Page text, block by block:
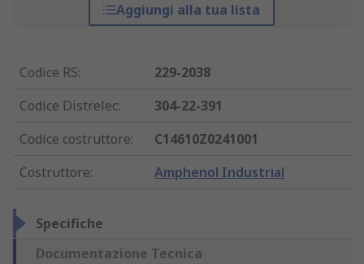
Aggiungi alla tua lista
Codice RS:
229-2038
Codice Distrelec:
304-22-391
Codice costruttore:
C14610Z0241001
Costruttore: Amphenol Industrial
Specifiche
Documentazione Tecnica